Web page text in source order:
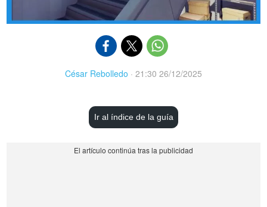
César Rebolledo · 21:30 26/12/2025
Ir al índice de la guía